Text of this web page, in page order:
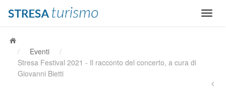
/ Eventi
/
Stresa Festival 2021 - Il racconto del concerto, a cura di
Giovanni Bietti